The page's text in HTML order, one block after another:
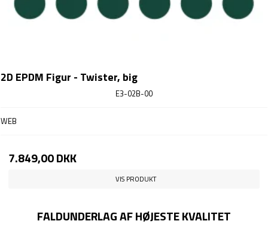
2D EPDM Figur - Twister, big
E3-02B-00
WEB
7.849,00 DKK
VIS PRODUKT
FALDUNDERLAG AF HØJESTE KVALITET